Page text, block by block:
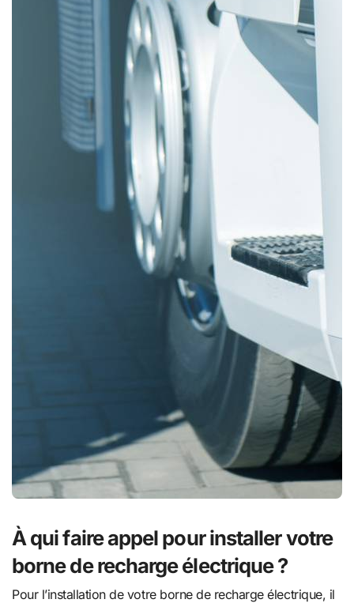
À qui faire appel pour installer votre
borne de recharge électrique ?
Pour l’installation de votre borne de recharge électrique, il